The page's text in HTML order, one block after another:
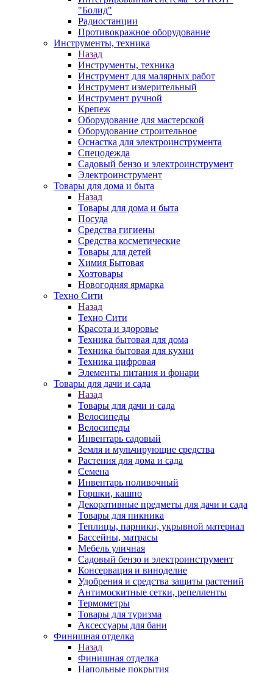
"Болид"
Радиостанции
Противокражное оборудование
Инструменты, техника
Назад
Инструменты, техника
Инструмент для малярных работ
Инструмент измерительный
Инструмент ручной
Крепеж
Оборудование для мастерской
Оборудование строительное
Оснастка для электроинструмента
Спецодежда
Садовый бензо и электроинструмент
Электроинструмент
Товары для дома и быта
Назад
Товары для дома и быта
Посуда
Средства гигиены
Средства косметические
Товары для детей
Химия Бытовая
Хозтовары
Новогодняя ярмарка
Техно Сити
Назад
Техно Сити
Красота и здоровье
Техника бытовая для дома
Техника бытовая для кухни
Техника цифровая
Элементы питания и фонари
Товары для дачи и сада
Назад
Товары для дачи и сада
Велосипеды
Велосипеды
Инвентарь садовый
Земля и мульчирующие средства
Растения для дома и сада
Семена
Инвентарь поливочный
Горшки, кашпо
Декоративные предметы для дачи и сада
Товары для пикника
Теплицы, парники, укрывной материал
Бассейны, матрасы
Мебель уличная
Садовый бензо и электроинструмент
Консервация и виноделие
Удобрения и средства защиты растений
Антимоскитные сетки, репелленты
Термометры
Товары для туризма
Аксессуары для бани
Финишная отделка
Назад
Финишная отделка
Напольные покрытия